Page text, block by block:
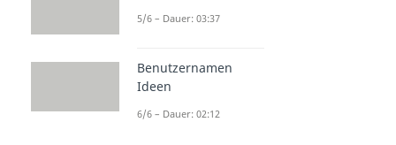
5/6 – Dauer: 03:37
Benutzernamen
Ideen
6/6 – Dauer: 02:12